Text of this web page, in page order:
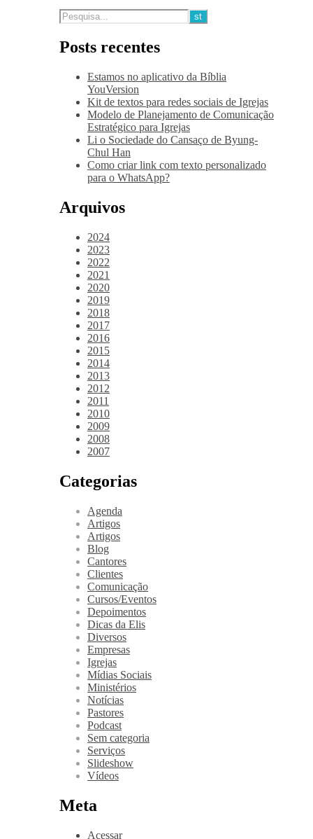
Posts recentes
Estamos no aplicativo da Bíblia
YouVersion
Kit de textos para redes sociais de Igrejas
Modelo de Planejamento de Comunicação
Estratégico para Igrejas
Li o Sociedade do Cansaço de Byung-
Chul Han
Como criar link com texto personalizado
para o WhatsApp?
Arquivos
2024
2023
2022
2021
2020
2019
2018
2017
2016
2015
2014
2013
2012
2011
2010
2009
2008
2007
Categorias
Agenda
Artigos
Artigos
Blog
Cantores
Clientes
Comunicação
Cursos/Eventos
Depoimentos
Dicas da Elis
Diversos
Empresas
Igrejas
Mídias Sociais
Ministérios
Notícias
Pastores
Podcast
Sem categoria
Serviços
Slideshow
Vídeos
Meta
Acessar